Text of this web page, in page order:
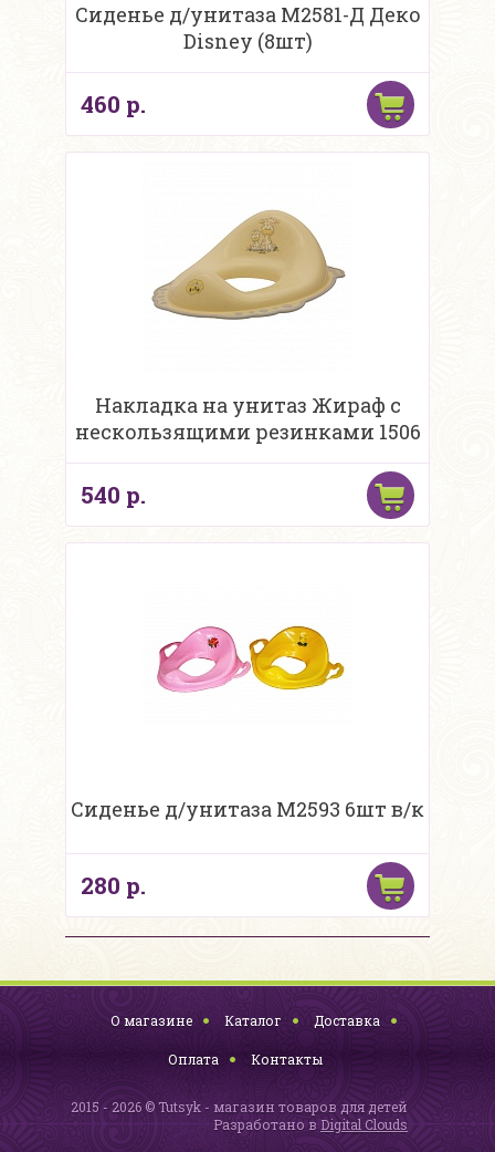
Сиденье д/унитаза М2581-Д Деко
Disney (8шт)
460 р.
Накладка на унитаз Жираф c
нескользящими резинками 1506
540 р.
Сиденье д/унитаза М2593 6шт в/к
280 р.
О магазине Каталог Доставка
Оплата Контакты
2015 - 2026 © Tutsyk - магазин товаров для детей
Разработано в Digital Clouds